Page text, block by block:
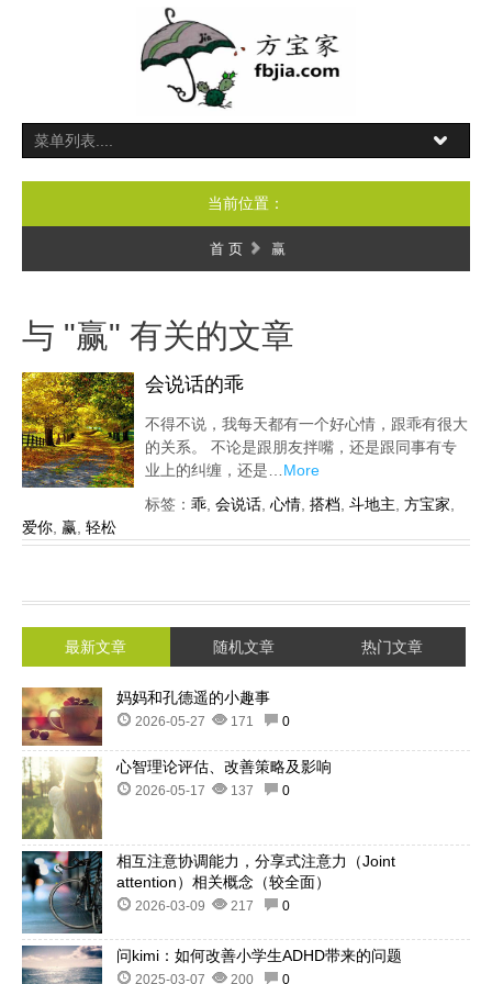
当前位置：
首 页 赢
与 "赢" 有关的文章
会说话的乖
不得不说，我每天都有一个好心情，跟乖有很大
的关系。 不论是跟朋友拌嘴，还是跟同事有专
业上的纠缠，还是… More
标签： 乖 会说话 心情 搭档 斗地主 方宝家
爱你 赢 轻松
最新文章 随机文章 热门文章
妈妈和孔德遥的小趣事
2026-05-27 171 0
心智理论评估、改善策略及影响
2026-05-17 137 0
相互注意协调能力，分享式注意力（Joint
attention）相关概念（较全面）
2026-03-09 217 0
问kimi：如何改善小学生ADHD带来的问题
2025-03-07 200 0